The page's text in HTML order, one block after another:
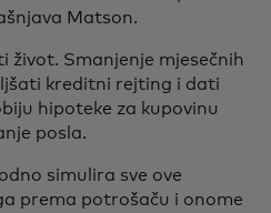
Matson.
život. Smanjenje mjesečnih
kreditni rejting i dati
hipoteke za kupovinu
posla.
simulira sve ove
prema potrošaču i onome